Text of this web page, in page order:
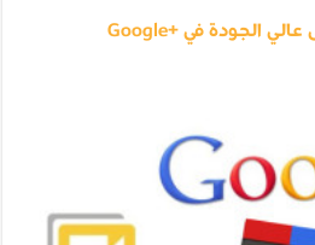
ترقية محادثات الفيديو الى عالي الجودة في Google+